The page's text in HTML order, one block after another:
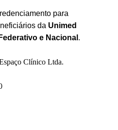
para
da Unimed
e Nacional .
Clínico Ltda.